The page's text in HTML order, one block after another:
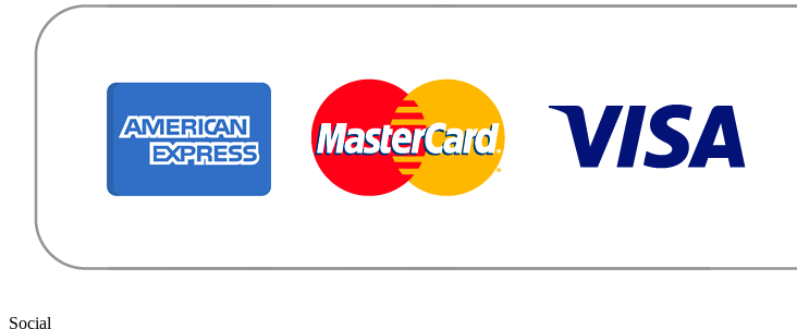
Social